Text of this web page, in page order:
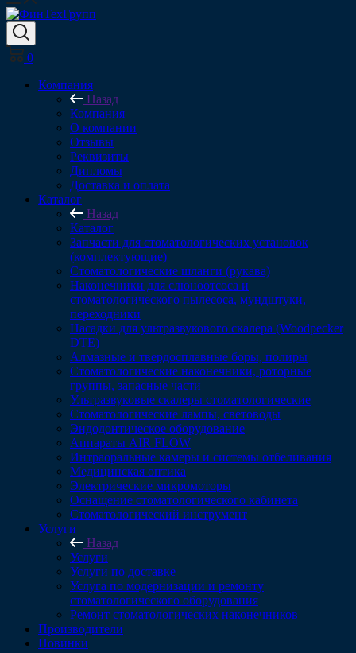
0
Компания
Назад
Компания
О компании
Отзывы
Реквизиты
Дипломы
Доставка и оплата
Каталог
Назад
Каталог
Запчасти для стоматологических установок
(комплектующие)
Стоматологические шланги (рукава)
Наконечники для слюноотсоса и
стоматологического пылесоса, мундштуки,
переходники
Насадки для ультразвукового скалера (Woodpecker
DTE)
Алмазные и твердосплавные боры, полиры
Стоматологические наконечники, роторные
группы, запасные части
Ультразвуковые скалеры стоматологические
Стоматологические лампы, световоды
Эндодонтическое оборудование
Аппараты AIR FLOW
Интраоральные камеры и системы отбеливания
Медицинская оптика
Электрические микромоторы
Оснащение стоматологического кабинета
Стоматологический инструмент
Услуги
Назад
Услуги
Услуги по доставке
Услуга по модернизации и ремонту
стоматологического оборудования
Ремонт стоматологических наконечников
Производители
Новинки